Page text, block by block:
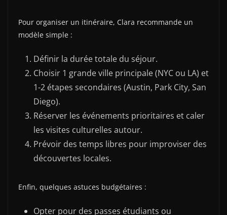
Pour organiser un itinéraire, Clara recommande un
modèle simple :
Définir la durée totale du séjour.
Choisir 1 grande ville principale (NYC ou LA) et
1-2 étapes secondaires (Austin, Park City, San
Diego).
Réserver les événements prioritaires et caler
les visites culturelles autour.
Prévoir des temps libres pour improviser des
découvertes locales.
Enfin, quelques astuces budgétaires :
Opter pour des passes étudiants ou